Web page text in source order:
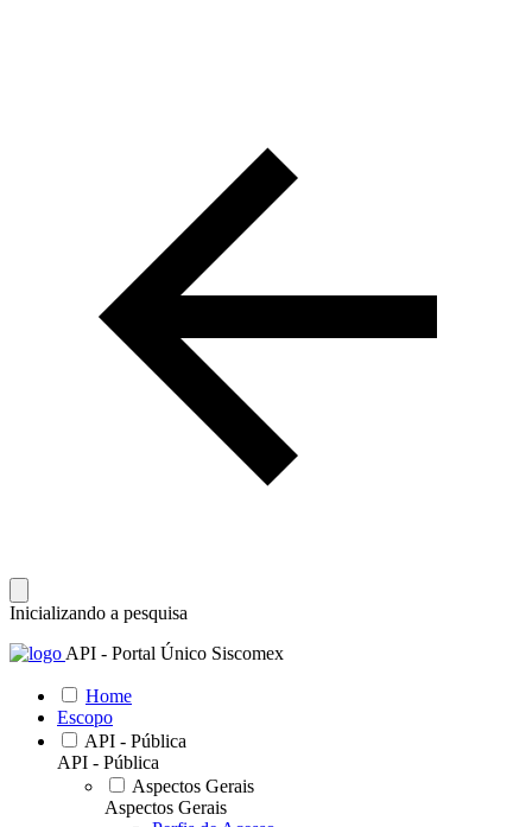
Inicializando a pesquisa
API - Portal Único Siscomex
Home
Escopo
API - Pública
API - Pública
Aspectos Gerais
Aspectos Gerais